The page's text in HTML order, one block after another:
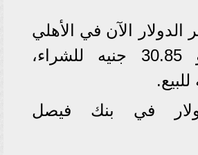
الآن في الأهلي
المتحد نحو 30.85 جنيه للشراء،
في بنك فيصل